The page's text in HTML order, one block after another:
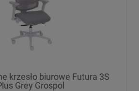
krzesło biurowe Futura 3S
Grey Grospol